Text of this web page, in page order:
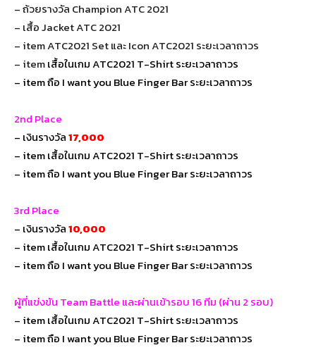
– ถ้วยรางวัล Champion ATC 2021
– เสื้อ Jacket ATC 2021
– item ATC2021 Set และ Icon ATC2021 ระยะเวลาถาวร
– itemเสื้อในเกม ATC2021 T-Shirt ระยะเวลาถาวร
– item ถือ I want you Blue Finger Bar ระยะเวลาถาวร
2nd Place
– เงินรางวัล17,000
– item เสื้อในเกม ATC2021 T-Shirt ระยะเวลาถาวร
– item ถือ I want you Blue Finger Bar ระยะเวลาถาวร
3rd Place
– เงินรางวัล10,000
– item เสื้อในเกม ATC2021 T-Shirt ระยะเวลาถาวร
– item ถือ I want you Blue Finger Bar ระยะเวลาถาวร
ผู้ที่แข่งขัน Team Battle และผ่านเข้ารอบ 16 ทีม (ผ่าน 2 รอบ)
– item เสื้อในเกม ATC2021 T-Shirt ระยะเวลาถาวร
– item ถือ I want you Blue Finger Bar ระยะเวลาถาวร